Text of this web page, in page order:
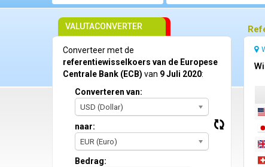
VALUTACONVERTER
Converteer met de
referentiewisselkoers van de Europese
Centrale Bank (ECB) van 9 Juli 2020:
Converteren van:
USD (Dollar)
naar:
EUR (Euro)
Bedrag: